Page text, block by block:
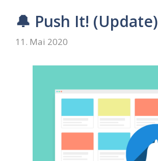
🔔 Push It! (Update)
11. Mai 2020